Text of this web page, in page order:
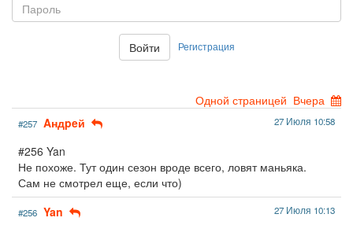
Войти Регистрация
Одной страницей Вчера
#257 Aндpeй 27 Июля 10:58
#256 Yan
Не похоже. Тут один сезон вроде всего, ловят маньяка.
Сам не смотрел еще, если что)
#256 Yan 27 Июля 10:13